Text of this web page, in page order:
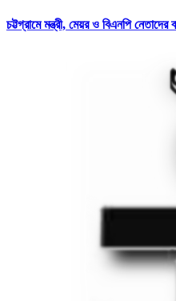
চট্টগ্রামে মন্ত্রী, মেয়র ও বিএনপি নেতাদের